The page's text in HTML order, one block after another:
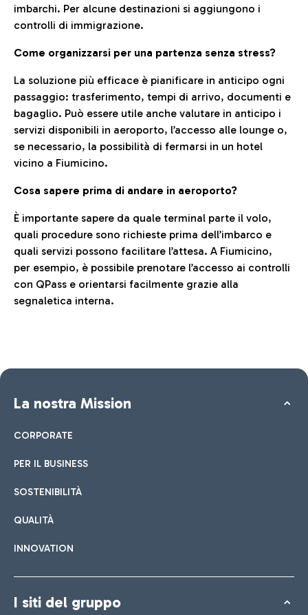
imbarchi. Per alcune destinazioni si aggiungono i
controlli di immigrazione.
Come organizzarsi per una partenza senza stress?
La soluzione più efficace è pianificare in anticipo ogni
passaggio: trasferimento, tempi di arrivo, documenti e
bagaglio. Può essere utile anche valutare in anticipo i
servizi disponibili in aeroporto, l’accesso alle lounge o,
se necessario, la possibilità di fermarsi in un hotel
vicino a Fiumicino.
Cosa sapere prima di andare in aeroporto?
È importante sapere da quale terminal parte il volo,
quali procedure sono richieste prima dell’imbarco e
quali servizi possono facilitare l’attesa. A Fiumicino,
per esempio, è possibile prenotare l’accesso ai controlli
con QPass e orientarsi facilmente grazie alla
segnaletica interna.
La nostra Mission
CORPORATE
PER IL BUSINESS
SOSTENIBILITÀ
QUALITÀ
INNOVATION
I siti del gruppo